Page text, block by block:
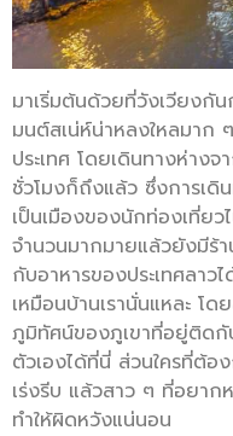
มาเริ่มต้นด้วยที่วังเวียงกั
มนต์สเน่ห์น่าหลงใหลมาก
ประเทศ โดยเดินทางห่าง
ชั่วโมงก็ถึงแล้ว ซึ่งการเดิ
เป็นเมืองของนักท่องเที่ยว
จำนวนมากมายแล้วยังมีร้
กับอาหารของประเทศลาว
เหมือนบ้านเรานั่นแหละ โ
ภูมิทัศน์ของภูเขาที่อยู่ติดกั
ตัวเองได้ที่นี่ ส่วนใครที่ต้อ
เร่งรีบ แล้วสาว ๆ ที่อยา
ทำให้ผิดหวังแน่นอน